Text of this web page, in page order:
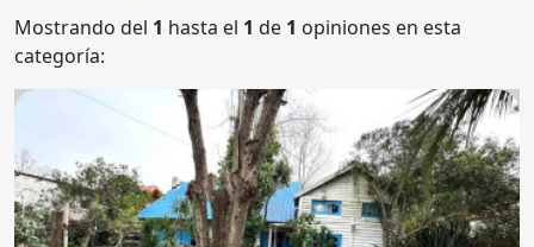
Mostrando del 1 hasta el 1 de 1 opiniones en esta
categoría: